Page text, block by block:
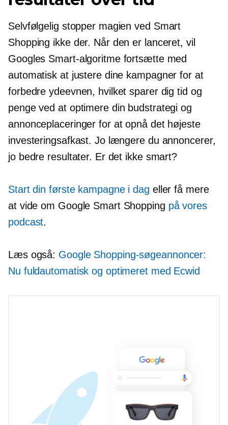
Selvfølgelig stopper magien ved Smart
Shopping ikke der. Når den er lanceret, vil
Googles Smart-algoritme fortsætte med
automatisk at justere dine kampagner for at
forbedre ydeevnen, hvilket sparer dig tid og
penge ved at optimere din budstrategi og
annonceplaceringer for at opnå det højeste
investeringsafkast. Jo længere du annoncerer,
jo bedre resultater. Er det ikke smart?
Start din første kampagne i dag eller få mere
at vide om Google Smart Shopping på vores
podcast.
Læs også: Google Shopping-søgeannoncer:
Nu fuldautomatisk og optimeret med Ecwid